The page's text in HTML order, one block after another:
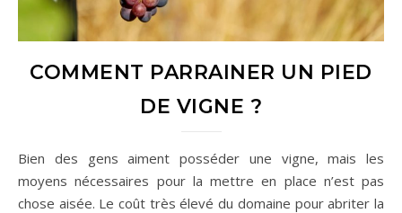
COMMENT PARRAINER UN PIED
DE VIGNE ?
Bien des gens aiment posséder une vigne, mais les
moyens nécessaires pour la mettre en place n’est pas
chose aisée. Le coût très élevé du domaine pour abriter la